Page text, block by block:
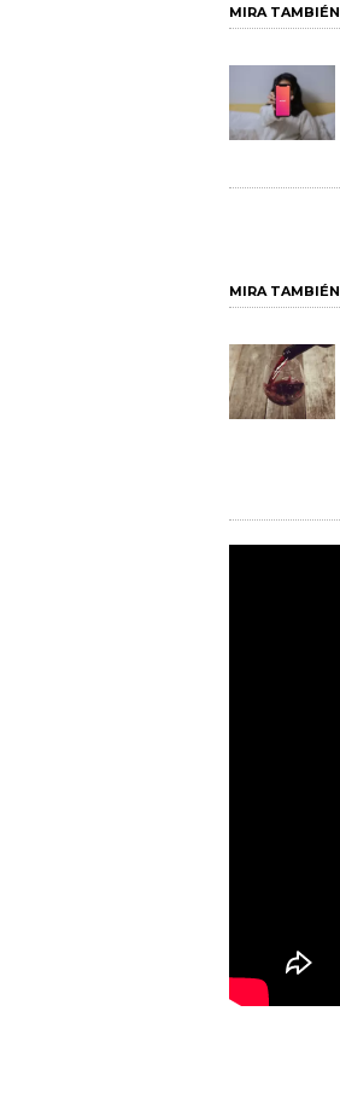
MIRA TAMBIÉN
MIRA TAMBIÉN